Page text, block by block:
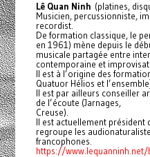
Lê Quan Ninh (platines,
Musicien, percussionniste,
recordist.
De formation classique, le
en 1961) mène depuis le
musicale partagée entre
contemporaine et
Il est à l’origine des
Quatuor Hélios et
Il est par ailleurs conseiller
de l’écoute (Jarnages,
Creuse).
Il est actuellement président
regroupe les
francophones.
https://